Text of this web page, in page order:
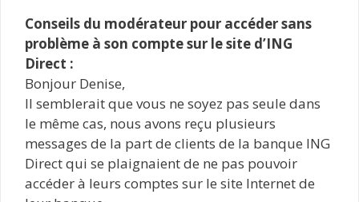
Conseils du modérateur pour accéder sans
problème à son compte sur le site d’ING
Direct :
Bonjour Denise,
Il semblerait que vous ne soyez pas seule dans
le même cas, nous avons reçu plusieurs
messages de la part de clients de la banque ING
Direct qui se plaignaient de ne pas pouvoir
accéder à leurs comptes sur le site Internet de